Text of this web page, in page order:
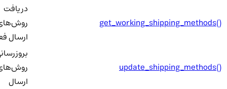
get_working_shipping_methods()
دریافت
روش‌های
ارسال
update_shipping_methods()
بروزرسانی
روش‌های
ارسال